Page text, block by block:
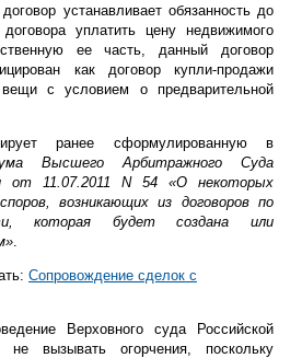
устанавливает обязанность до
уплатить цену недвижимого
ее часть, данный договор
как договор купли-продажи
с условием о предварительной
ранее сформулированную в
Высшего Арбитражного Суда
от 11.07.2011 N 54 «О некоторых
возникающих из договоров по
которая будет создана или
Сопровождение сделок с
Верховного суда Российской
вызывать огорчения, поскольку